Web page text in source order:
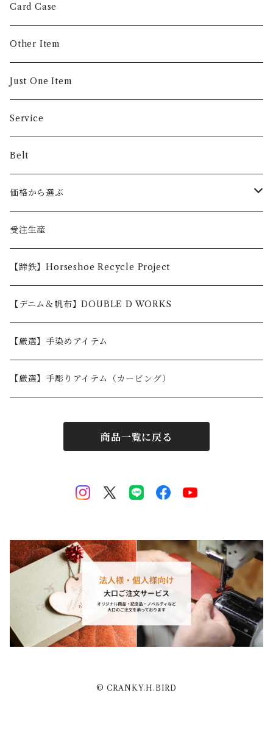
Money Clip
Card Case
Other Item
Just One Item
Service
Belt
価格から選ぶ
〜5,000円
5,001〜10,000円
10,001〜30,000円
30,001円〜
受注生産
【蹄鉄】Horseshoe Recycle Project
【デニム＆帆布】DOUBLE D WORKS
【厳選】手染めアイテム
【厳選】手彫りアイテム（カービング）
商品一覧に戻る
© CRANKY.H.BIRD